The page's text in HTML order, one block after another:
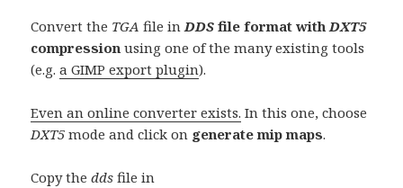
Convert the TGA file inDDSfile format withDXT5
compression using one of the many existing tools
(e.g.a GIMP export plugin).
Even an online converter exists. In this one, choose
DXT5 mode and click on generate mip maps.
Copy thedds file in